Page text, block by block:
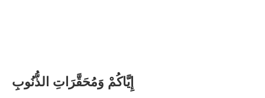
إِيَّاكُمْ وَمُحَقَّرَاتِ الذُّنُوبِ